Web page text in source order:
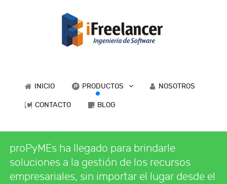
INICIO PRODUCTOS NOSOTROS
CONTACTO BLOG
proPyMEs ha llegado para brindarle
soluciones a la gestión de los recursos
empresariales, sin importar el lugar desde el